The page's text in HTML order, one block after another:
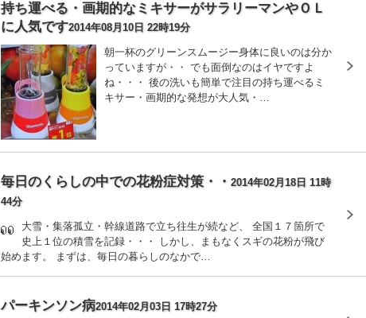
持ち運べる・画期的なミキサーがサラリーマンやＯＬ
に人気です2014年08月10日 22時19分
朝一杯のグリーンスムージー身体に良いのは分か
っていますが・・ でも面倒なのはイヤですよ
ね・・・ 後の洗いも簡単で注目の持ち運べるミ
キサー・画期的な発想が大人気・…
毎日のくらしの中での花粉症対策・・ 2014年02月18日 11時
44分
大雪・集落孤立・幹線道路で立ち往生が続など、 全国１７箇所で
史上１位の積雪を記録・・・ しかし、まもなくスギの花粉が飛び
始めます。 まずは、毎日の暮らしのなかで…
パーキンソン病2014年02月03日 17時27分